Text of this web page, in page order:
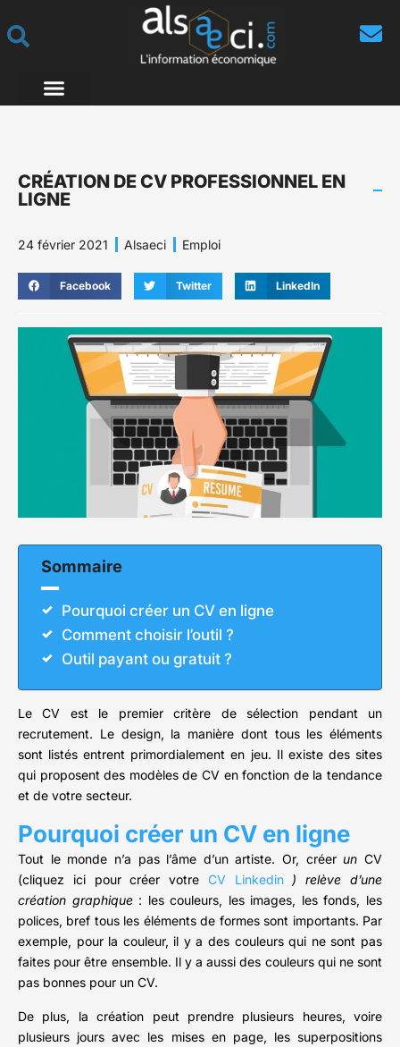
CRÉATION DE CV PROFESSIONNEL EN
LIGNE
24 février 2021 Alsaeci Emploi
Facebook Twitter LinkedIn
Sommaire
Pourquoi créer un CV en ligne
Comment choisir l’outil ?
Outil payant ou gratuit ?
Le CV est le premier critère de sélection pendant un
recrutement. Le design, la manière dont tous les éléments
sont listés entrent primordialement en jeu. Il existe des sites
qui proposent des modèles de CV en fonction de la tendance
et de votre secteur.
Pourquoi créer un CV en ligne
Tout le monde n’a pas l’âme d’un artiste. Or, créerun CV
(cliquez ici pour créer votre CV Linkedin ) relève d’une
création graphique : les couleurs, les images, les fonds, les
polices, bref tous les éléments de formes sont importants. Par
exemple, pour la couleur, il y a des couleurs qui ne sont pas
faites pour être ensemble. Il y a aussi des couleurs qui ne sont
pas bonnes pour un CV.
De plus, la création peut prendre plusieurs heures, voire
plusieurs jours avec les mises en page, les superpositions